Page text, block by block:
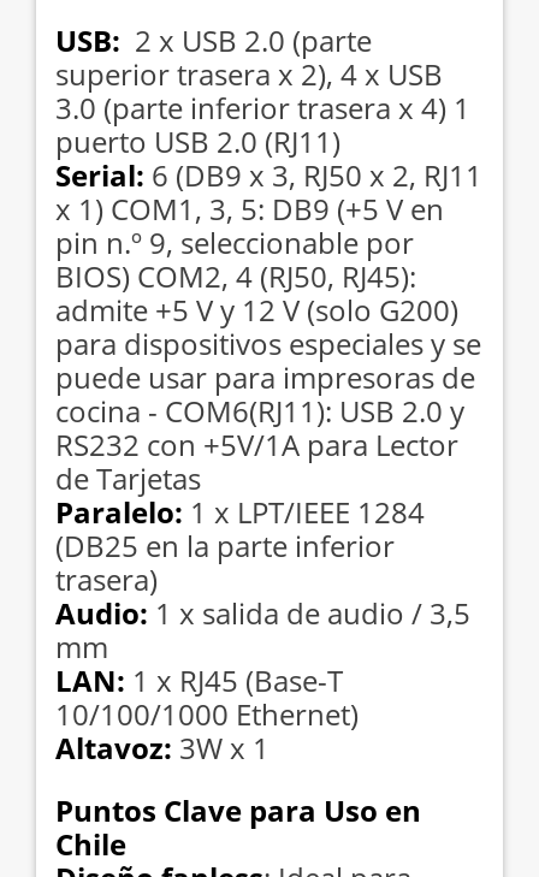
USB: 2 x USB 2.0 (parte
superior trasera x 2), 4 x USB
3.0 (parte inferior trasera x 4) 1
puerto USB 2.0 (RJ11)
Serial: 6 (DB9 x 3, RJ50 x 2, RJ11
x 1) COM1, 3, 5: DB9 (+5 V en
pin n.º 9, seleccionable por
BIOS) COM2, 4 (RJ50, RJ45):
admite +5 V y 12 V (solo G200)
para dispositivos especiales y se
puede usar para impresoras de
cocina - COM6(RJ11): USB 2.0 y
RS232 con +5V/1A para Lector
de Tarjetas
Paralelo: 1 x LPT/IEEE 1284
(DB25 en la parte inferior
trasera)
Audio: 1 x salida de audio / 3,5
mm
LAN: 1 x RJ45 (Base-T
10/100/1000 Ethernet)
Altavoz: 3W x 1
Puntos Clave para Uso en
Chile